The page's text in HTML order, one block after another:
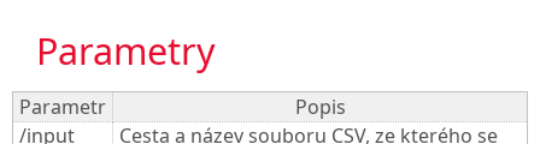
Parametry
Parametr
Popis
/input
Cesta a název souboru CSV, ze kterého se